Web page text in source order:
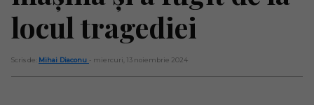
locul tragediei
Scris de: Mihai Diaconu - miercuri, 13 noiembrie 2024